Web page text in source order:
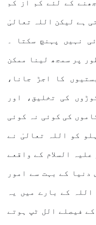
کے لئے کم از کم
ہے لیکن اللہ تعالیٰ
نہیں پہنچ سکتا ۔
پر سمجھ لینا ممکن
کا اجڑ جانا،
کی تخلیق، اور
کی کوئی نہ کوئی
کو اللہ تعالیٰ نے
السلام کے واقعے
دنیا کے بہت سے امور
کے بارے میں یہ
فیصلے الل ٹپ ہوتے